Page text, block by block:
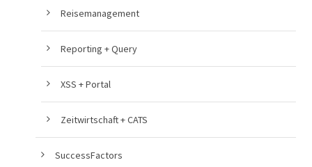
Reisemanagement
Reporting + Query
XSS + Portal
Zeitwirtschaft + CATS
SuccessFactors